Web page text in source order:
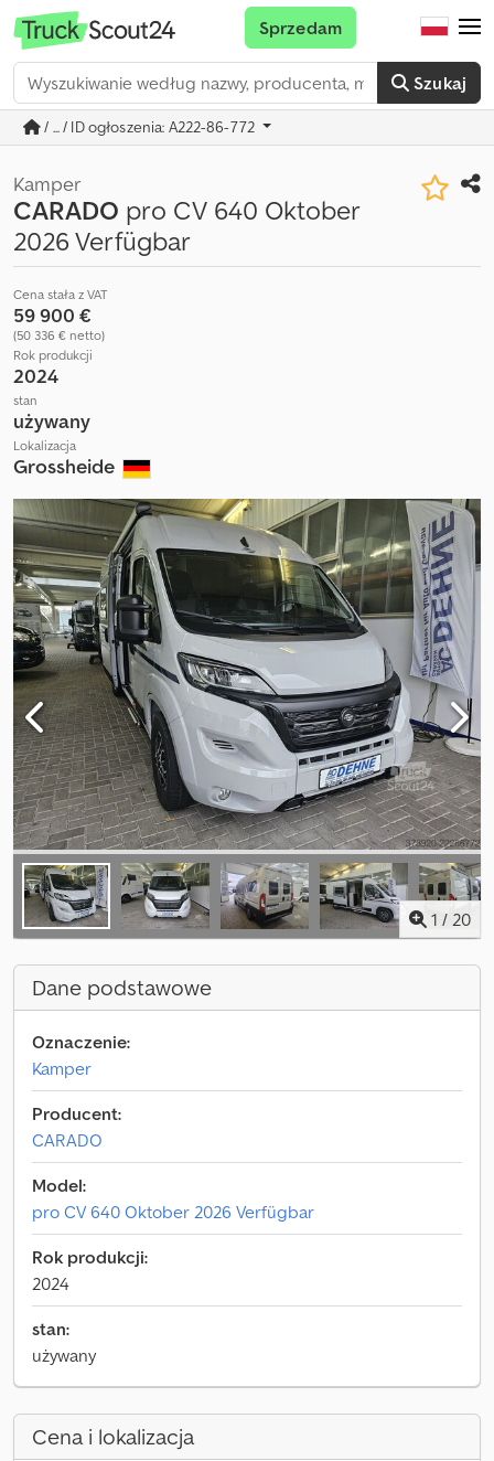
Szukaj
Sprzedam
/ ... / ID ogłoszenia: A222-86-772
Kamper
CARADO pro CV 640 Oktober
2026 Verfügbar
Cena stała z VAT
59 900 €
(50 336 € netto)
Rok produkcji
2024
stan
używany
Lokalizacja
Grossheide
1 / 20
Dane podstawowe
Oznaczenie:
Kamper
Producent:
CARADO
Model:
pro CV 640 Oktober 2026 Verfügbar
Rok produkcji:
2024
stan:
używany
Cena i lokalizacja